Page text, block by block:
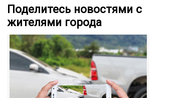
Поделитесь новостями с
жителями города